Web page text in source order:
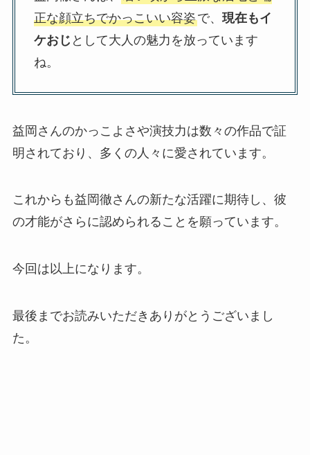
正な顔立ちでかっこいい容姿で、 現在もイ
ケおじ として大人の魅力を放っています
ね。
益岡さんのかっこよさや演技力は数々の作品で証
明されており、多くの人々に愛されています。
これからも益岡徹さんの新たな活躍に期待し、彼
の才能がさらに認められることを願っています。
今回は以上になります。
最後までお読みいただきありがとうございまし
た。